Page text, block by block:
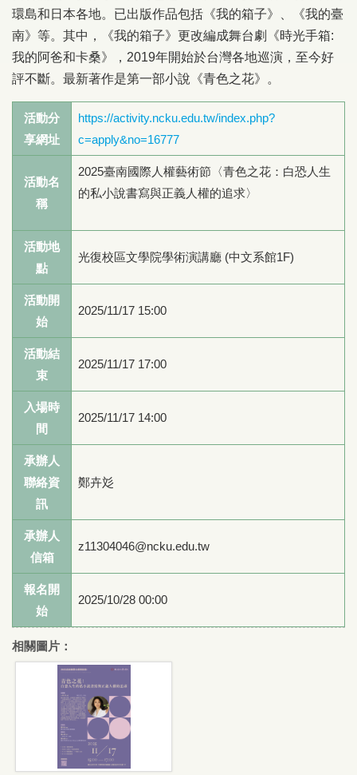
環島和日本各地。已出版作品包括《我的箱子》、《我的臺
南》等。其中，《我的箱子》更改編成舞台劇《時光手箱:
我的阿爸和卡桑》，2019年開始於台灣各地巡演，至今好
評不斷。最新著作是第一部小說《青色之花》。
活動分
享網址
https://activity.ncku.edu.tw/index.php?
c=apply&no=16777
活動名
稱
2025臺南國際人權藝術節〈青色之花：白恐人生
的私小說書寫與正義人權的追求〉
活動地
點
光復校區文學院學術演講廳 (中文系館1F)
活動開
始
2025/11/17 15:00
活動結
束
2025/11/17 17:00
入場時
間
2025/11/17 14:00
承辦人
聯絡資
訊
鄭卉彣
承辦人
信箱
z11304046@ncku.edu.tw
報名開
始
2025/10/28 00:00
相關圖片：